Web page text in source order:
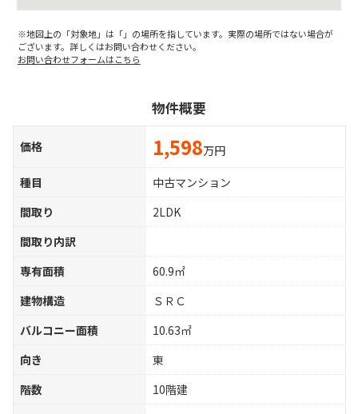
※地図上の「対象地」は「」の場所を指しています。実際の場所ではない場合が
ございます。詳しくはお問い合わせください。
お問い合わせフォームはこちら
物件概要
価格 1,598万円
種目
中古マンション
間取り
2LDK
間取り内訳
専有面積
60.9㎡
建物構造
ＳＲＣ
バルコニー面積
10.63㎡
向き
東
階数
10階建